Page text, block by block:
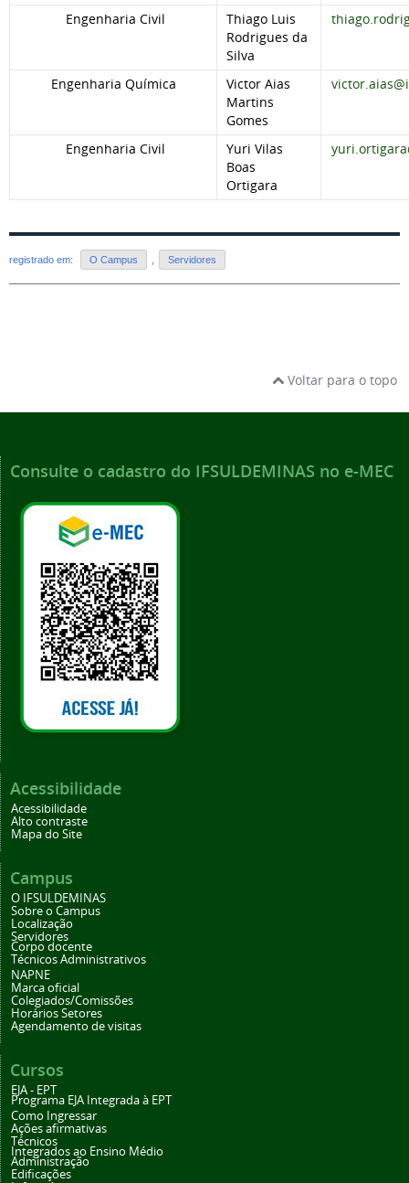
Engenharia Civil
Thiago Luis
Rodrigues da
Silva
Engenharia Química
Victor Aias
Martins
Gomes
Engenharia Civil
Yuri Vilas
Boas
Ortigara
registrado em: O Campus Servidores
Voltar para o topo
Consulte o cadastro do IFSULDEMINAS no e-MEC
Acessibilidade
Acessibilidade
Alto contraste
Mapa do Site
Campus
O IFSULDEMINAS
Sobre o Campus
Localização
Servidores
Corpo docente
Técnicos Administrativos
NAPNE
Marca oficial
Colegiados/Comissões
Horários Setores
Agendamento de visitas
Cursos
EJA - EPT
Programa EJA Integrada à EPT
Como Ingressar
Ações afirmativas
Técnicos
Integrados ao Ensino Médio
Administração
Edificações